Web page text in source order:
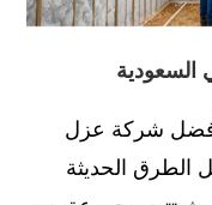
شركة عزل
الطرق الحديثة